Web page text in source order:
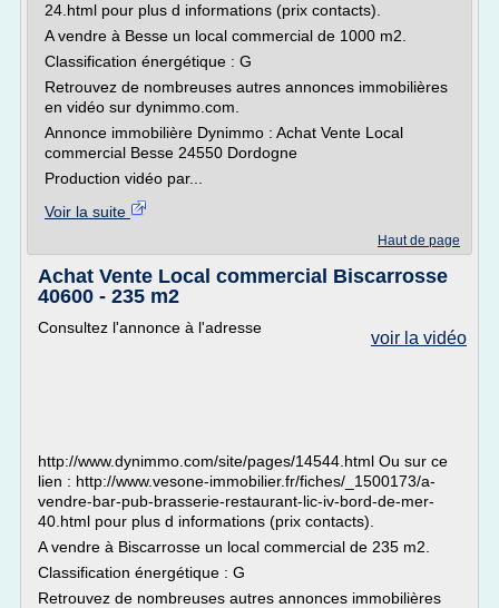
24.html pour plus d informations (prix contacts).
A vendre à Besse un local commercial de 1000 m2.
Classification énergétique : G
Retrouvez de nombreuses autres annonces immobilières
en vidéo sur dynimmo.com.
Annonce immobilière Dynimmo : Achat Vente Local
commercial Besse 24550 Dordogne
Production vidéo par...
Voir la suite
Haut de page
Achat Vente Local commercial Biscarrosse
40600 - 235 m2
voir la vidéo
Consultez l'annonce à l'adresse
http://www.dynimmo.com/site/pages/14544.html Ou sur ce
lien : http://www.vesone-immobilier.fr/fiches/_1500173/a-
vendre-bar-pub-brasserie-restaurant-lic-iv-bord-de-mer-
40.html pour plus d informations (prix contacts).
A vendre à Biscarrosse un local commercial de 235 m2.
Classification énergétique : G
Retrouvez de nombreuses autres annonces immobilières